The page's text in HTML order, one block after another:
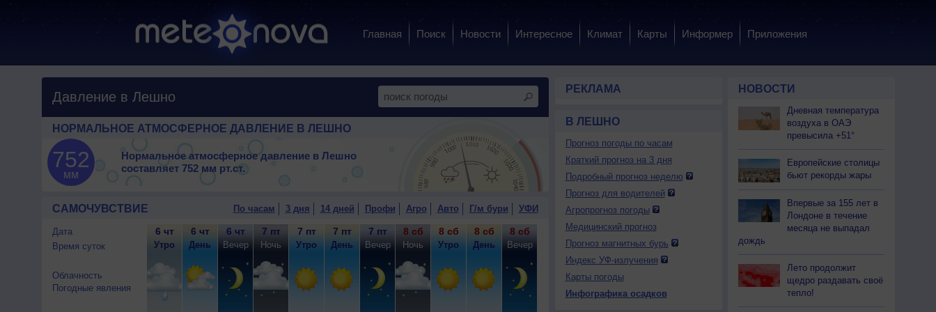
Главная Поиск Новости Интересное Климат Карты Информер Приложения
Давление в Лешно
НОРМАЛЬНОЕ АТМОСФЕРНОЕ ДАВЛЕНИЕ В ЛЕШНО
752
мм
Нормальное атмосферное давление в Лешно
составляет 752 мм рт.ст.
САМОЧУВСТВИЕ По часам 3 дня 14 дней Профи Агро Авто Г/м бури УФИ
Дата
Время суток
Облачность
Погодные явления
6 чт
Утро
6 чт
День
6 чт
Вечер
7 пт
Ночь
7 пт
Утро
7 пт
День
7 пт
Вечер
8 сб
Ночь
8 сб
Утро
8 сб
День
8 сб
Вечер
9 вс
Ночь
9 вс
Утро
9 вс
День
9 вс
Вечер Утро День
10 пн 11 вт 11 вт
РЕКЛАМА
В ЛЕШНО
Прогноз погоды по часам
Краткий прогноз на 3 дня
Подробный прогноз неделю
Прогноз для водителей
Агропрогноз погоды
Медицинский прогноз
Прогноз магнитных бурь
Индекс УФ-излучения
Карты погоды
Инфографика осадков
НОВОСТИ
Дневная температура
воздуха в ОАЭ
превысила +51°
Европейские столицы
бьют рекорды жары
Впервые за 155 лет в
Лондоне в течение
месяца не выпадал
дождь
Лето продолжит
щедро раздавать своё
тепло!